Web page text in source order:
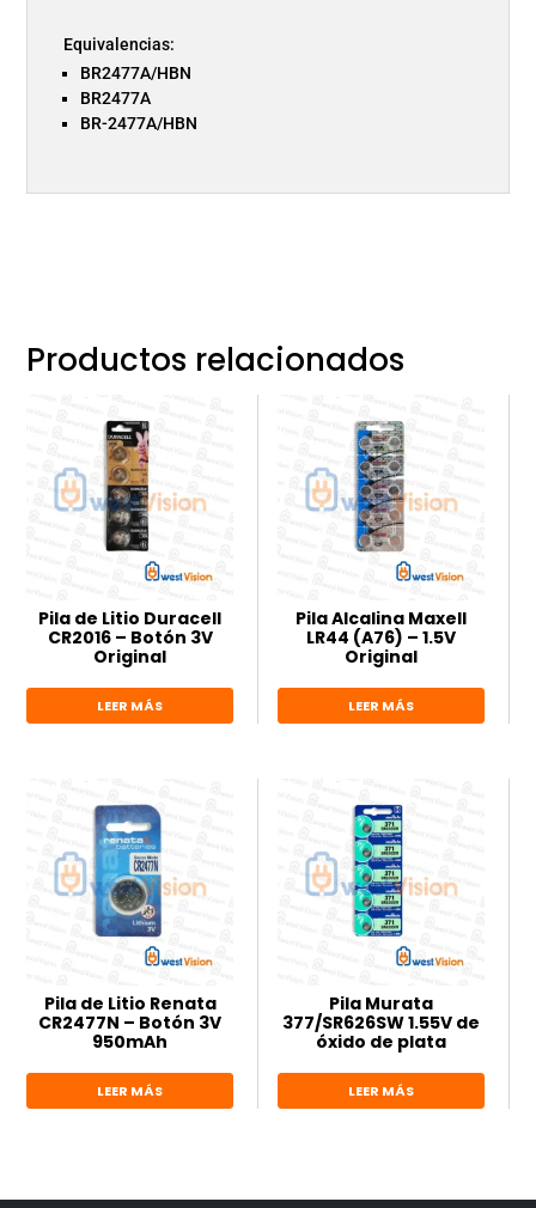
Equivalencias:
BR2477A/HBN
BR2477A
BR-2477A/HBN
Productos relacionados
Pila de Litio Duracell
CR2016 – Botón 3V
Original
LEER MÁS
Pila Alcalina Maxell
LR44 (A76) – 1.5V
Original
LEER MÁS
Pila de Litio Renata
CR2477N – Botón 3V
950mAh
LEER MÁS
Pila Murata
377/SR626SW 1.55V de
óxido de plata
LEER MÁS